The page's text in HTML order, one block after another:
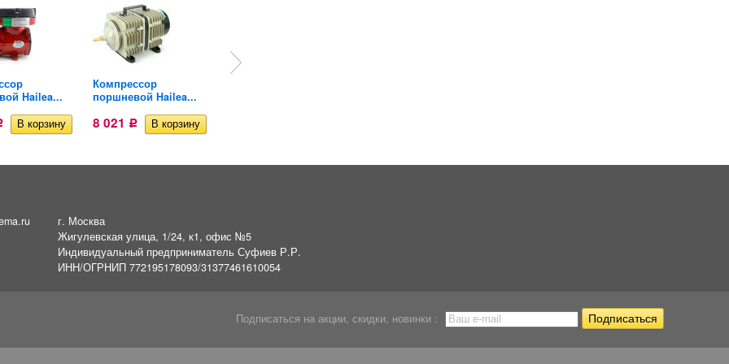
Hailea...
Компрессор
поршневой Hailea...
8 021 Р
г. Москва
Жигулевская улица, 1/24, к1, офис №5
Индивидуальный предприниматель Суфиев Р.Р.
ИНН/ОГРНИП 772195178093/31377461610054
Подписаться на акции, скидки, новинки :